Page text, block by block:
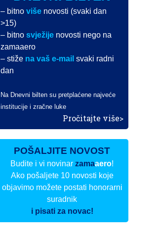
– bitnoviše novosti (svaki dan
>15)
– bitnosvježije novosti nego na
zamaaero
– stiže na vaš e-mail svaki radni
dan
Na Dnevni bilten su pretplaćene najveće
institucije i zračne luke
Pročitajte više>
POŠALJITE NOVOST
Budite i vi novinarzamaaero!
Ako pošaljete 10 novosti koje
objavimo možete postati honorarni
suradnik
i pisati za novac!